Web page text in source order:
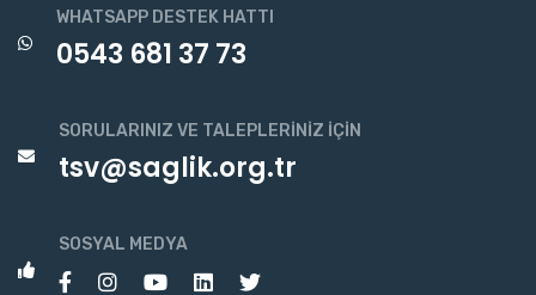
WHATSAPP DESTEK HATTI
0543 681 37 73
SORULARINIZ VE TALEPLERINIZ İÇIN
tsv@saglik.org.tr
SOSYAL MEDYA